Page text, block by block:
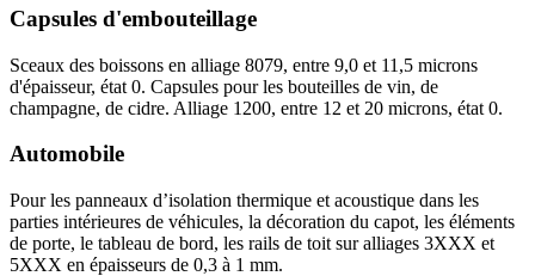
Capsules d'embouteillage
Sceaux des boissons en alliage 8079, entre 9,0 et 11,5 microns
d'épaisseur, état 0. Capsules pour les bouteilles de vin, de
champagne, de cidre. Alliage 1200, entre 12 et 20 microns, état 0.
Automobile
Pour les panneaux d’isolation thermique et acoustique dans les
parties intérieures de véhicules, la décoration du capot, les éléments
de porte, le tableau de bord, les rails de toit sur alliages 3XXX et
5XXX en épaisseurs de 0,3 à 1 mm.